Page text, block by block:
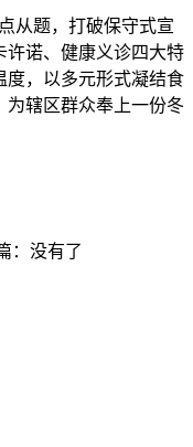
从题，打破保守式宣
许诺、健康义诊四大特
度，以多元形式凝结食
为辖区群众奉上一份冬
：没有了